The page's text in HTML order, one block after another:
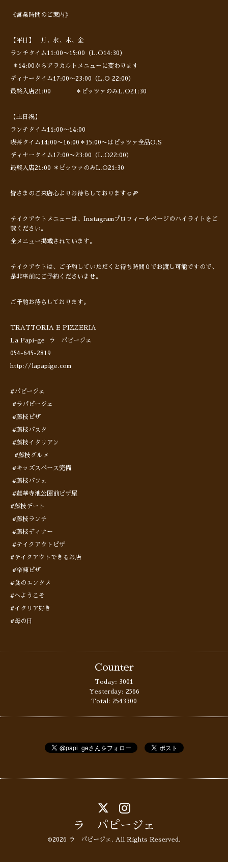
《営業時間のご案内》
【平日】 月、水、木、金
ランチタイム11:00〜15:00（L.O14:30）
＊14:00からアラカルトメニューに変わります
ディナータイム17:00〜23:00（L.O 22:00）
最終入店21:00 ＊ピッツァのみL.O21:30
【土日祝】
ランチタイム11:00〜14:00
喫茶タイム14:00〜16:00＊15:00〜はピッツァ全品O.S
ディナータイム17:00〜23:00（L.O22:00）
最終入店21:00 ＊ピッツァのみL.O21:30
皆さまのご来店心よりお待ちしております☺️🍕
テイクアウトメニューは、Instagramプロフィールページのハイライトをご
覧ください。
全メニュー掲載されています。
テイクアウトは、ご予約していただくと待ち時間０でお渡し可能ですので、
是非事前にご予約くださいませ。
ご予約お待ちしております。
TRATTORIA E PIZZERIA
La Papi-ge ラ パピージェ
054-645-2819
http://lapapige.com
#パピージェ
#ラパピージェ
#藤枝ピザ
#藤枝パスタ
#藤枝イタリアン
#藤枝グルメ
#キッズスペース完備
#藤枝パフェ
#蓮華寺池公園前ピザ屋
#藤枝デート
#藤枝ランチ
#藤枝ディナー
#テイクアウトピザ
#テイクアウトできるお店
#冷凍ピザ
#食のエンタメ
#へようこそ
#イタリア好き
#母の日
Counter
Today: 3001
Yesterday: 2566
Total: 2543300
ラ パピージェ
©2026 ラ パピージェ . All Rights Reserved.